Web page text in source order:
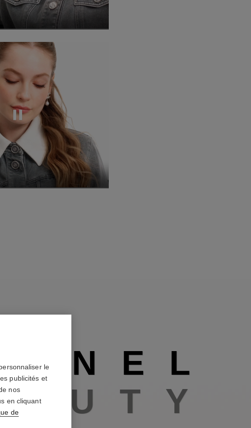
de cette vidéo
le mode plein écran
Revoir cette vidéo
de cette vidéo
le mode plein écran
A N E L
A U T Y
le
publicités et
nos
en cliquant
de